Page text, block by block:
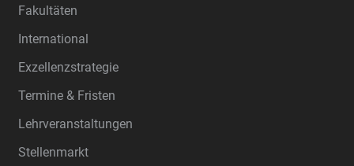
Fakultäten
International
Exzellenzstrategie
Termine & Fristen
Lehrveranstaltungen
Stellenmarkt